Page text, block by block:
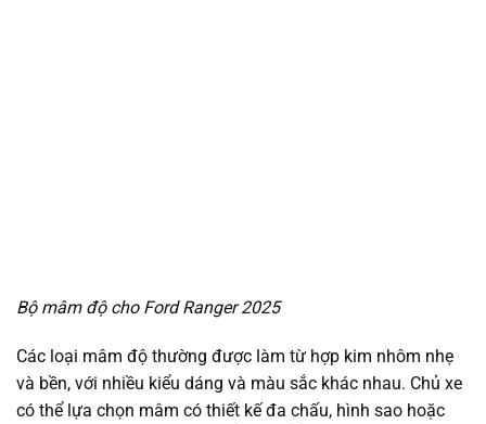
Bộ mâm độ cho Ford Ranger 2025
Các loại mâm độ thường được làm từ hợp kim nhôm nhẹ
và bền, với nhiều kiểu dáng và màu sắc khác nhau. Chủ xe
có thể lựa chọn mâm có thiết kế đa chấu, hình sao hoặc